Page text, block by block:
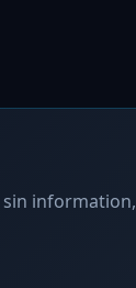
sin information,